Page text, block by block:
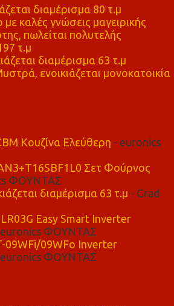
διαμέρισμα 80 τ.μ
με καλές γνώσεις μαγειρικής
πωλείται πολυτελής
τ.μ
διαμέρισμα 63 τ.μ
ενοικιάζεται μονοκατοικία
Κουζίνα Ελεύθερη - euronics
Σετ Φούρνος
ΦΟΥΝΤΑΣ
διαμέρισμα 63 τ.μ - Grad
Easy Smart Inverter
ΦΟΥΝΤΑΣ
09WFi/09WFo Inverter
ΦΟΥΝΤΑΣ